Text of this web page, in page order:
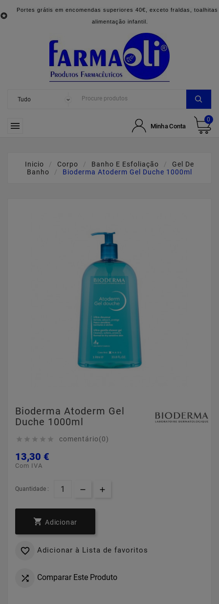

Portes grátis em encomendas superiores 40€, exceto fraldas, toalhitas
alimentação infantil.
 Minha Conta
0
Inicio Corpo Banho E Esfoliação
Gel De
Banho
Bioderma Atoderm Gel Duche 1000ml
Bioderma Atoderm Gel
Duche 1000ml
     comentário(0)
13,30 €
Com IVA
Quantidade :
 Adicionar
 Adicionar à Lista de favoritos
 Comparar Este Produto